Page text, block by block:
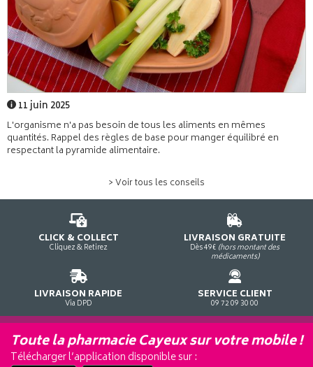
11 juin 2025
L'organisme n'a pas besoin de tous les aliments en mêmes
quantités. Rappel des règles de base pour manger équilibré en
respectant la pyramide alimentaire.
> Voir tous les conseils
CLICK & COLLECT
Cliquez & Retirez
LIVRAISON GRATUITE
Dès 49€ (hors montant des
médicaments)
LIVRAISON RAPIDE
Via DPD
SERVICE CLIENT
09 72 09 30 00
Toute la pharmacie Cayeux sur votre mobile !
Télécharger l’application disponible sur :